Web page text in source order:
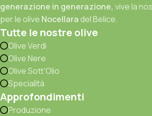
generazione in generazione, vive la
per le olive Nocellara del Belice.
Tutte le nostre olive
Olive Verdi
Olive Nere
Olive Sott'Olio
Specialità
Approfondimenti
Produzione